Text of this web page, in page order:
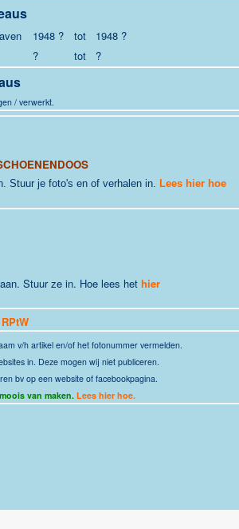
1948 ? tot
1948 ?
? tot ?
/ verwerkt.
Stuur je foto's en of verhalen in. Lees hier hoe
Stuur ze in. Hoe lees het hier
v/h artikel en/of het fotonummer vermelden.
in. Deze mogen wij niet publiceren.
bv op een website of facebookpagina.
van maken. Lees hier hoe.